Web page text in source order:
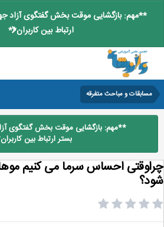
**مهم: بازگشایی موقت بخش گفتگوی آزاد
ارتباط بین کاربران**
مسابقات و مباحث متفرقه
**مهم: بازگشایی موقت بخش گفتگوی
بستر ارتباط بین کاربران**
احساس سرما می کنیم